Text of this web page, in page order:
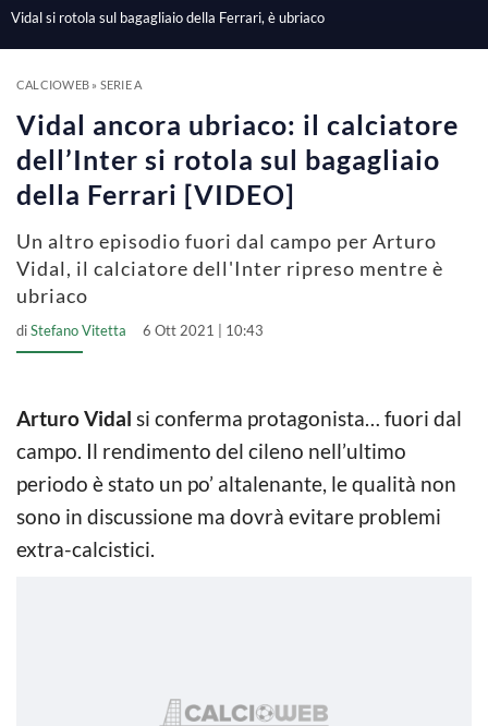
Vidal si rotola sul bagagliaio della Ferrari, è ubriaco
CALCIOWEB» SERIE A
Vidal ancora ubriaco: il calciatore
dell’Inter si rotola sul bagagliaio
della Ferrari [VIDEO]
Un altro episodio fuori dal campo per Arturo
Vidal, il calciatore dell'Inter ripreso mentre è
ubriaco
diStefano Vitetta 6 Ott 2021 | 10:43
Arturo Vidal si conferma protagonista… fuori dal
campo. Il rendimento del cileno nell’ultimo
periodo è stato un po’ altalenante, le qualità non
sono in discussione ma dovrà evitare problemi
extra-calcistici.